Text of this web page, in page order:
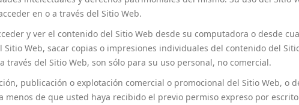
en o a través del Sitio Web.
y ver el contenido del Sitio Web desde su computadora o desde
Sitio Web, sacar copias o impresiones individuales del contenido del
través del Sitio Web, son sólo para su uso personal, no comercial.
publicación o explotación comercial o promocional del Sitio Web, o
de que usted haya recibido el previo permiso expreso por escrito